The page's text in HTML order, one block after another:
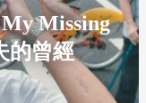
Missing
的曾經